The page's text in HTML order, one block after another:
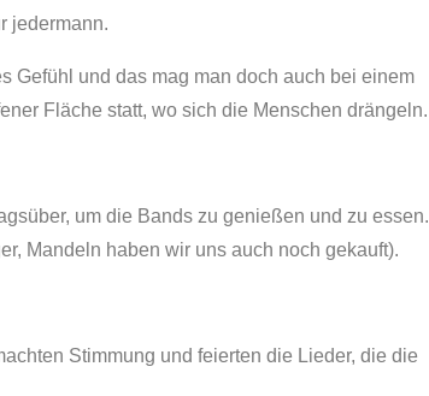
jedermann.
Gefühl und das mag man doch auch bei einem
Fläche statt, wo sich die Menschen drängeln.
um die Bands zu genießen und zu essen.
Mandeln haben wir uns auch noch gekauft).
Stimmung und feierten die Lieder, die die